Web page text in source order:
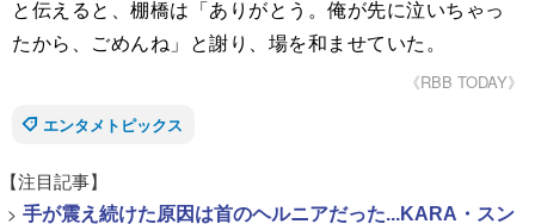
と伝えると、棚橋は「ありがとう。俺が先に泣いちゃっ
たから、ごめんね」と謝り、場を和ませていた。
《RBB TODAY》
エンタメトピックス
【注目記事】
> 手が震え続けた原因は首のヘルニアだった...KARA・スン